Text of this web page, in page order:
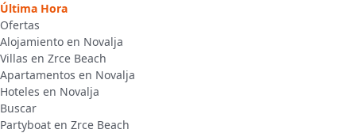
Última Hora
Ofertas
Alojamiento en Novalja
Villas en Zrce Beach
Apartamentos en Novalja
Hoteles en Novalja
Buscar
Partyboat en Zrce Beach